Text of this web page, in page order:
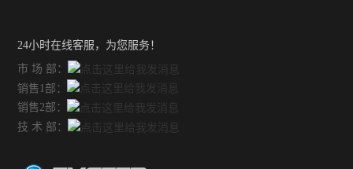
24小时在线客服，为您服务！
市 场 部：
销售1部：
销售2部：
技 术 部：